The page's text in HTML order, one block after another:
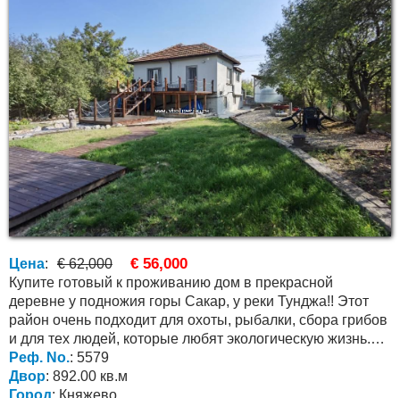
Цена: € 62,000 € 56,000
Купите готовый к проживанию дом в прекрасной
деревне у подножия горы Сакар, у реки Тунджа!! Этот
район очень подходит для охоты, рыбалки, сбора грибов
и для тех людей, которые любят экологическую жизнь.
В...
Реф. No.: 5579
Двор: 892.00 кв.м